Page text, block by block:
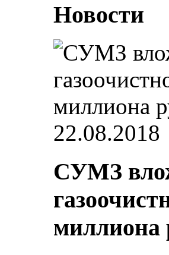
Новости
22.08.2018
СУМЗ
миллиона